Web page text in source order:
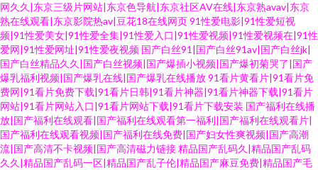
网久久|东京三级片网站|东京色导航|东京社区AV在线|东京熟avav|东京
熟在线观看|东京影院热av|豆花18在线网页91性爱电影|91性爱短视
频|91性爱美女|91性爱全集|91性爱入口|91性爱视频|91性爱视频在|91性
爱网|91性爱网址|91性爱夜视频 国产白丝91|国产白丝91av|国产白丝jk|
国产白丝精品久久|国产白丝视频|国产爆插小视频|国产爆初菊哭了|国产
爆乳福利视频|国产爆乳在线|国产爆乳在线播放91看片黄看片|91看片免
费网|91看片免费下载|91看片日韩|91看片神器|91看片神器下载|91看片
网站|91看片网站入口|91看片网站下载|91看片下载安装 国产福利在线播
放|国产福利在线观看|国产福利在线观看第一福利|国产福利在线观看片|
国产福利在线观看视频|国产福利在线免费|国产妇女性爽视频|国产高潮
流|国产高清不卡视频|国产高清磁力链接精品国产乱码久|精品国产乱码
久久|精品国产乱码一区|精品国产乱子伦|精品国产麻豆免费|精品国产毛